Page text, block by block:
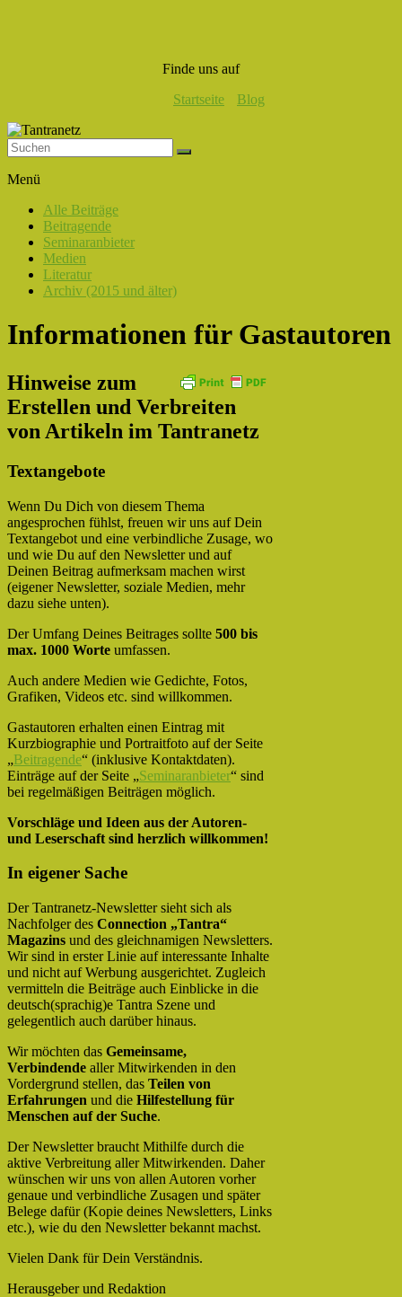
Finde uns auf
Startseite
Blog
Liebe,
Eros
Tantra
Menü
Alle Beiträge
Beitragende
Seminaranbieter
Medien
Literatur
Archiv (2015 und älter)
Informationen für Gastautoren
Hinweise zum
Erstellen und Verbreiten
von Artikeln im Tantranetz
Textangebote
Wenn Du Dich von diesem Thema
angesprochen fühlst, freuen wir uns auf Dein
Textangebot und eine verbindliche Zusage, wo
und wie Du auf den Newsletter und auf
Deinen Beitrag aufmerksam machen wirst
(eigener Newsletter, soziale Medien, mehr
dazu siehe unten).
Der Umfang Deines Beitrages sollte 500 bis
max. 1000 Worte umfassen.
Auch andere Medien wie Gedichte, Fotos,
Grafiken, Videos etc. sind willkommen.
Gastautoren erhalten einen Eintrag mit
Kurzbiographie und Portraitfoto auf der Seite
„Beitragende“ (inklusive Kontaktdaten).
Einträge auf der Seite „Seminaranbieter“ sind
bei regelmäßigen Beiträgen möglich.
Vorschläge und Ideen aus der Autoren-
und Leserschaft sind herzlich willkommen!
In eigener Sache
Der Tantranetz-Newsletter sieht sich als
Nachfolger des Connection „Tantra“
Magazins und des gleichnamigen Newsletters.
Wir sind in erster Linie auf interessante Inhalte
und nicht auf Werbung ausgerichtet. Zugleich
vermitteln die Beiträge auch Einblicke in die
deutsch(sprachig)e Tantra Szene und
gelegentlich auch darüber hinaus.
Wir möchten das Gemeinsame,
Verbindende aller Mitwirkenden in den
Vordergrund stellen, das Teilen von
Erfahrungen und die Hilfestellung für
Menschen auf der Suche.
Der Newsletter braucht Mithilfe durch die
aktive Verbreitung aller Mitwirkenden. Daher
wünschen wir uns von allen Autoren vorher
genaue und verbindliche Zusagen und später
Belege dafür (Kopie deines Newsletters, Links
etc.), wie du den Newsletter bekannt machst.
Vielen Dank für Dein Verständnis.
Herausgeber und Redaktion